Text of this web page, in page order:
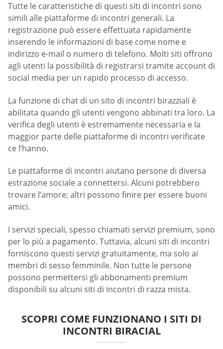
Tutte le caratteristiche di questi siti di incontri sono
simili alle piattaforme di incontri generali. La
registrazione può essere effettuata rapidamente
inserendo le informazioni di base come nome e
indirizzo e-mail o numero di telefono. Molti siti offrono
agli utenti la possibilità di registrarsi tramite account di
social media per un rapido processo di accesso.
La funzione di chat di un sito di incontri birazziali è
abilitata quando gli utenti vengono abbinati tra loro. La
verifica degli utenti è estremamente necessaria e la
maggior parte delle piattaforme di incontri verificate
ce l’hanno.
Le piattaforme di incontri aiutano persone di diversa
estrazione sociale a connettersi. Alcuni potrebbero
trovare l’amore; altri possono finire per essere buoni
amici.
I servizi speciali, spesso chiamati servizi premium, sono
per lo più a pagamento. Tuttavia, alcuni siti di incontri
forniscono questi servizi gratuitamente, ma solo ai
membri di sesso femminile. Non tutte le persone
possono permettersi gli abbonamenti premium
disponibili su alcuni siti di incontri di razza mista.
SCOPRI COME FUNZIONANO I SITI DI
INCONTRI BIRACIAL